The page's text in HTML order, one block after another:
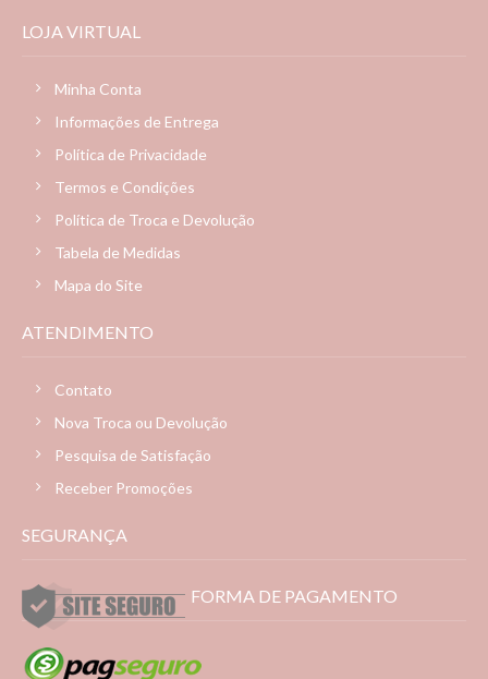
LOJA VIRTUAL
Minha Conta
Informações de Entrega
Política de Privacidade
Termos e Condições
Política de Troca e Devolução
Tabela de Medidas
Mapa do Site
ATENDIMENTO
Contato
Nova Troca ou Devolução
Pesquisa de Satisfação
Receber Promoções
SEGURANÇA
FORMA DE PAGAMENTO